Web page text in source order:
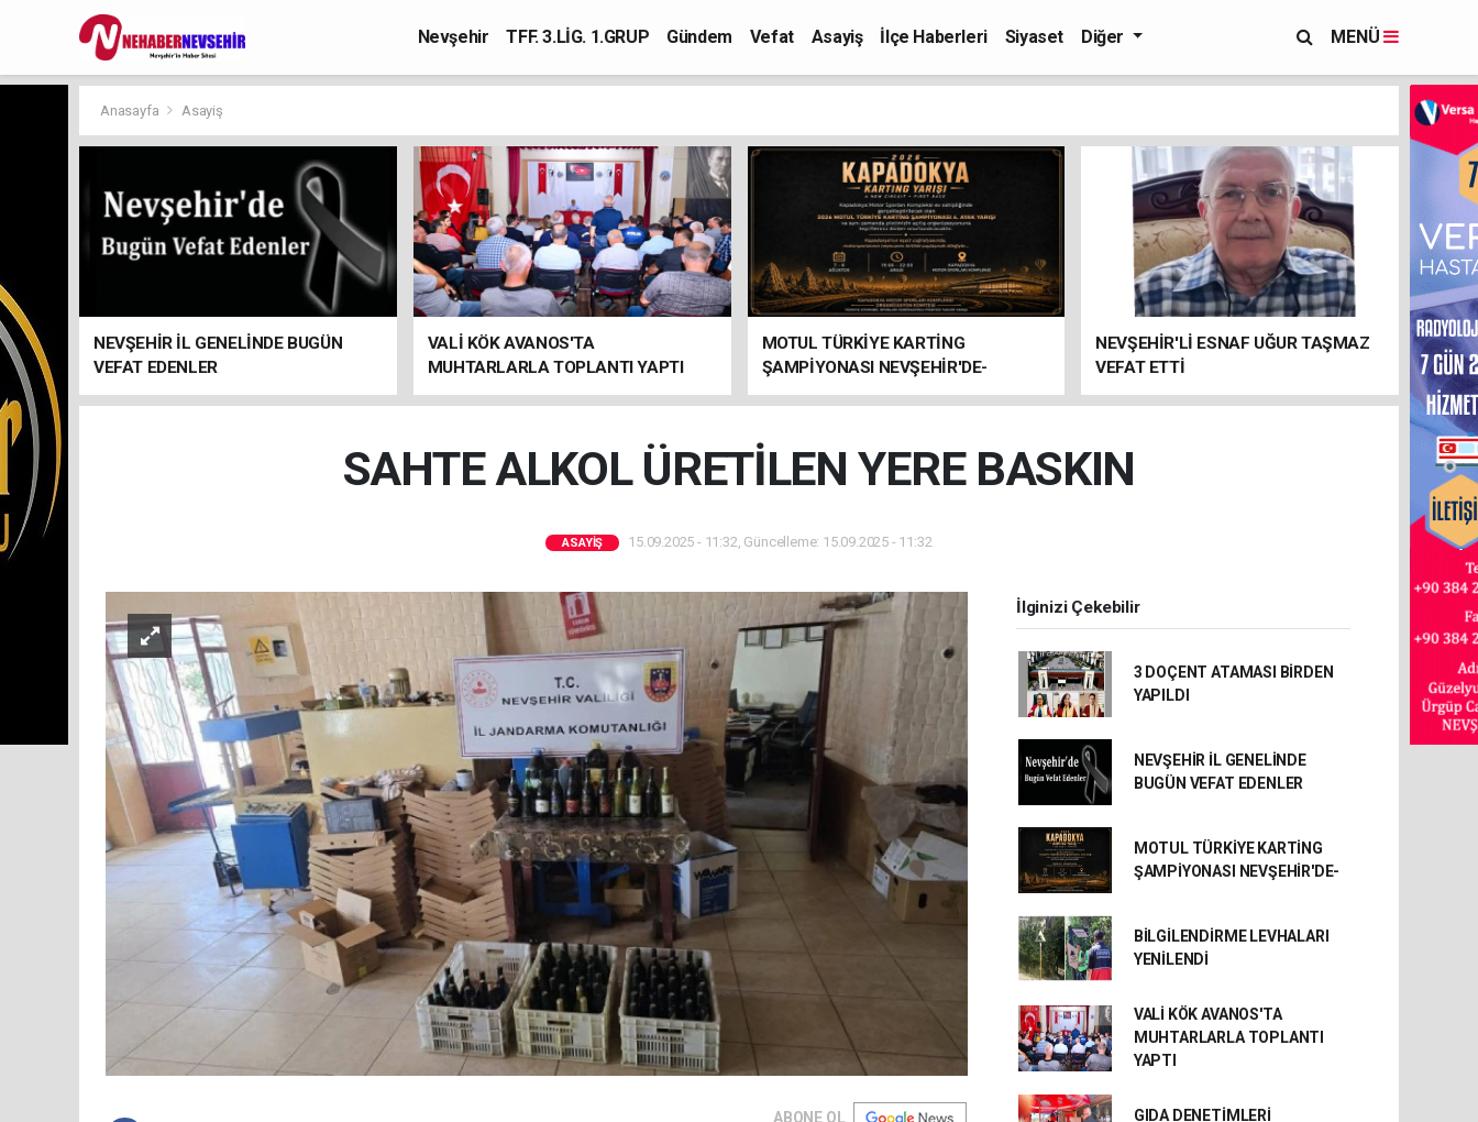
Nevşehir TFF. 3.LİG. 1.GRUP Gündem Vefat Asayiş İlçe Haberleri Siyaset Diğer MENÜ
Anasayfa Asayiş
NEVŞEHİR İL GENELİNDE BUGÜN
VEFAT EDENLER
VALİ KÖK AVANOS'TA
MUHTARLARLA TOPLANTI YAPTI
MOTUL TÜRKİYE KARTİNG
ŞAMPİYONASI NEVŞEHİR'DE-
NEVŞEHİR'Lİ ESNAF UĞUR TAŞMAZ
VEFAT ETTİ
SAHTE ALKOL ÜRETİLEN YERE BASKIN
ASAYIŞ 15.09.2025 - 11:32, Güncelleme: 15.09.2025 - 11:32
ABONE OL
İlginizi Çekebilir
3 DOÇENT ATAMASI BİRDEN
YAPILDI
NEVŞEHİR İL GENELİNDE
BUGÜN VEFAT EDENLER
MOTUL TÜRKİYE KARTİNG
ŞAMPİYONASI NEVŞEHİR'DE-
BİLGİLENDİRME LEVHALARI
YENİLENDİ
VALİ KÖK AVANOS'TA
MUHTARLARLA TOPLANTI
YAPTI
GIDA DENETİMLERİ